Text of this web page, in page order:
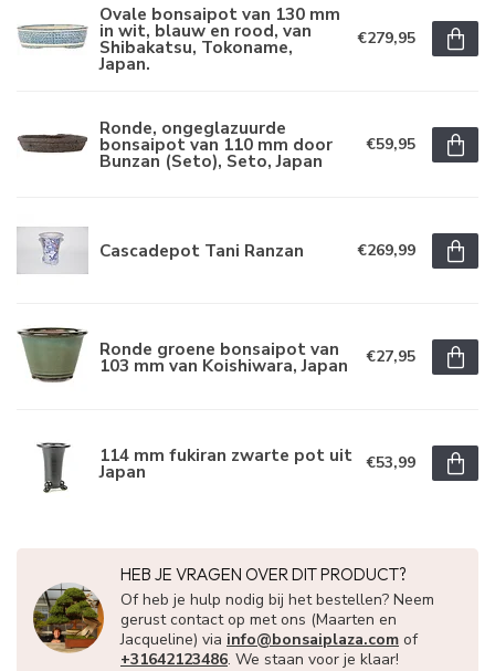
Ovale bonsaipot van 130 mm
in wit, blauw en rood, van
Shibakatsu, Tokoname,
Japan.
€279,95
Ronde, ongeglazuurde
bonsaipot van 110 mm door
Bunzan (Seto), Seto, Japan
€59,95
Cascadepot Tani Ranzan €269,99
Ronde groene bonsaipot van
103 mm van Koishiwara, Japan €27,95
114 mm fukiran zwarte pot uit
Japan €53,99
HEB JE VRAGEN OVER DIT PRODUCT?
Of heb je hulp nodig bij het bestellen? Neem
gerust contact op met ons (Maarten en
Jacqueline) via info@bonsaiplaza.com of
+31642123486. We staan voor je klaar!